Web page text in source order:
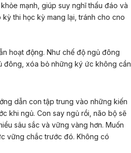
mạnh, giúp suy nghĩ thấu đáo và
thi học kỳ mang lại, tránh cho cno
hoạt động. Như chế độ ngủ đông
đông, xóa bỏ những ký ức không cần
dẫn con tập trung vào những kiến
khi ngủ. Con say ngủ rồi, não bộ sẽ
sâu sắc và vững vàng hơn. Muốn
vững chắc trước đó. Không có